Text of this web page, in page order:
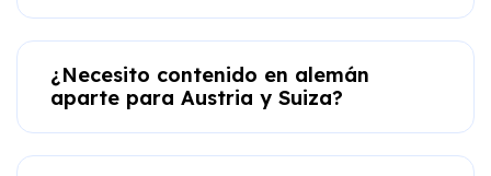
¿Necesito contenido en alemán
aparte para Austria y Suiza?